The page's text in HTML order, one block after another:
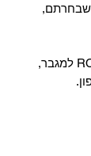
שבחרתם,
"פלאג אביזרים" - יציאות RCA למגבר,